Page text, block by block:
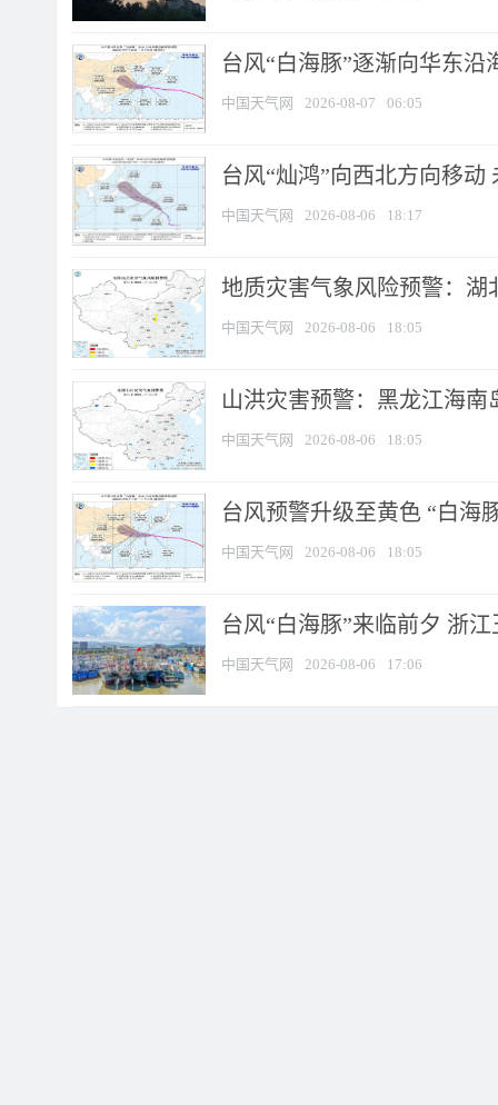
台风“白海豚”逐渐向华东沿
中国天气网 2026-08-07 06:05
台风“灿鸿”向西北方向移动
中国天气网 2026-08-06 18:17
地质灾害气象风险预警：湖
中国天气网 2026-08-06 18:05
山洪灾害预警：黑龙江海
中国天气网 2026-08-06 18:05
台风预警升级至黄色 “白海
中国天气网 2026-08-06 18:05
台风“白海豚”来临前夕 浙
中国天气网 2026-08-06 17:06